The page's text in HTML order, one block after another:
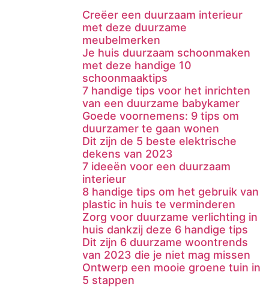
Creëer een duurzaam interieur
met deze duurzame
meubelmerken
Je huis duurzaam schoonmaken
met deze handige 10
schoonmaaktips
7 handige tips voor het inrichten
van een duurzame babykamer
Goede voornemens: 9 tips om
duurzamer te gaan wonen
Dit zijn de 5 beste elektrische
dekens van 2023
7 ideeën voor een duurzaam
interieur
8 handige tips om het gebruik van
plastic in huis te verminderen
Zorg voor duurzame verlichting in
huis dankzij deze 6 handige tips
Dit zijn 6 duurzame woontrends
van 2023 die je niet mag missen
Ontwerp een mooie groene tuin in
5 stappen